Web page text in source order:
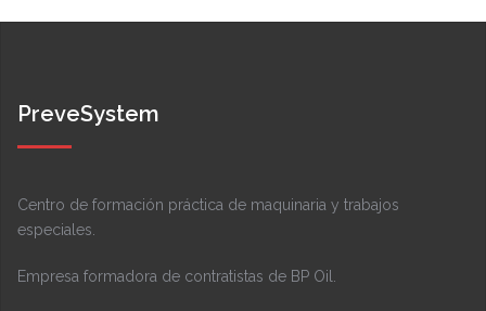
PreveSystem
Centro de formación práctica de maquinaria y trabajos
especiales.
Empresa formadora de contratistas de BP Oil.